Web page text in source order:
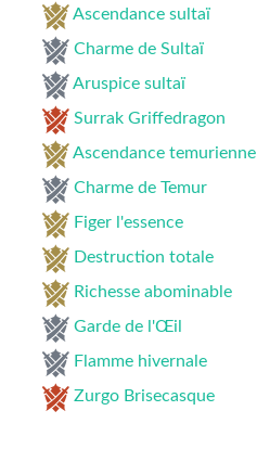
Ascendance sultaï
Charme de Sultaï
Aruspice sultaï
Surrak Griffedragon
Ascendance temurienne
Charme de Temur
Figer l'essence
Destruction totale
Richesse abominable
Garde de l'Œil
Flamme hivernale
Zurgo Brisecasque